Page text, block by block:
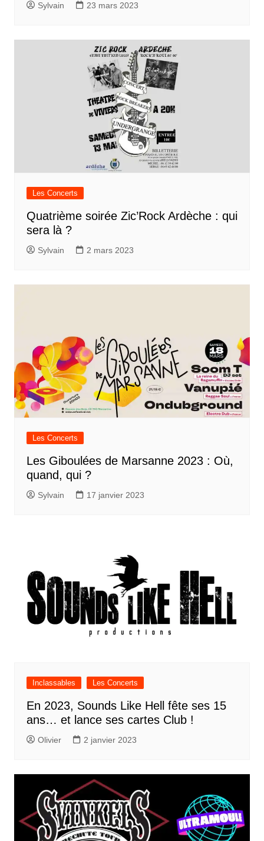
Sylvain 23 mars 2023
Les Concerts
Quatrième soirée Zic’Rock Ardèche : qui
sera là ?
Sylvain 2 mars 2023
Les Concerts
Les Giboulées de Marsanne 2023 : Où,
quand, qui ?
Sylvain 17 janvier 2023
Inclassables Les Concerts
En 2023, Sounds Like Hell fête ses 15
ans… et lance ses cartes Club !
Olivier 2 janvier 2023